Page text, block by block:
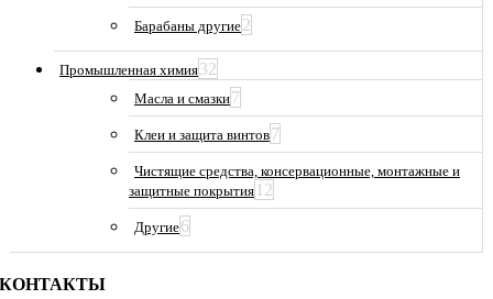
Барабаны другие2
Промышленная химия32
Масла и смазки7
Клеи и защита винтов7
Чистящие средства, консервационные, монтажные и
защитные покрытия 12
Другие6
КОНТАКТЫ